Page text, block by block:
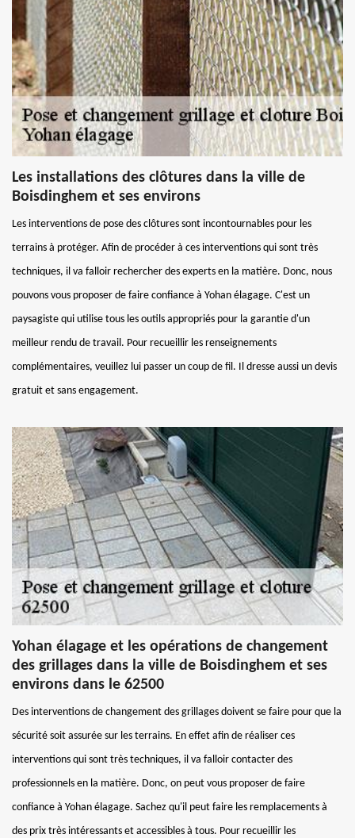
Les installations des clôtures dans la ville de
Boisdinghem et ses environs
Les interventions de pose des clôtures sont incontournables pour les
terrains à protéger. Afin de procéder à ces interventions qui sont très
techniques, il va falloir rechercher des experts en la matière. Donc, nous
pouvons vous proposer de faire confiance à Yohan élagage. C'est un
paysagiste qui utilise tous les outils appropriés pour la garantie d'un
meilleur rendu de travail. Pour recueillir les renseignements
complémentaires, veuillez lui passer un coup de fil. Il dresse aussi un devis
gratuit et sans engagement.
Yohan élagage et les opérations de changement
des grillages dans la ville de Boisdinghem et ses
environs dans le 62500
Des interventions de changement des grillages doivent se faire pour que la
sécurité soit assurée sur les terrains. En effet afin de réaliser ces
interventions qui sont très techniques, il va falloir contacter des
professionnels en la matière. Donc, on peut vous proposer de faire
confiance à Yohan élagage. Sachez qu'il peut faire les remplacements à
des prix très intéressants et accessibles à tous. Pour recueillir les